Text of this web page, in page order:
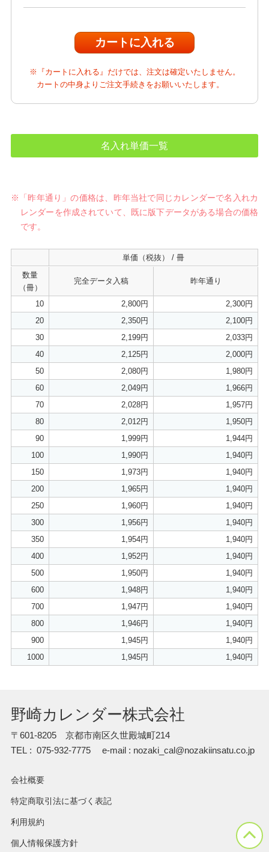
※『カートに入れる』だけでは、注文は確定いたしません。
カートの中身よりご注文手続きをお願いいたします。
名入れ単価一覧
※「昨年通り」の価格は、昨年当社で同じカレンダーで名入れカ
レンダーを作成されていて、既に版下データがある場合の価格
です。
単価（税抜） / 冊
数量
（冊）
完全データ入稿 昨年通り
10 2,800円
2,300円
20
2,350円
2,100円
30
2,199円
2,033円
40
2,125円
2,000円
50
2,080円
1,980円
60
2,049円
1,966円
70
2,028円
1,957円
80
2,012円
1,950円
90
1,999円
1,944円
100
1,990円
1,940円
150
1,973円
1,940円
200
1,965円
1,940円
250
1,960円
1,940円
300
1,956円
1,940円
350
1,954円
1,940円
400
1,952円
1,940円
500
1,950円
1,940円
600
1,948円
1,940円
700
1,947円
1,940円
800
1,946円
1,940円
900
1,945円
1,940円
1000
1,945円 1,940円
野崎カレンダー株式会社
〒601-8205 京都市南区久世殿城町214
TEL : 075-932-7775
e-mail : nozaki_cal@nozakiinsatu.co.jp
会社概要
特定商取引法に基づく表記
利用規約
個人情報保護方針